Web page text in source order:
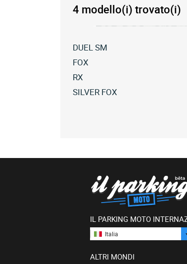
4 modello(i) trovato(i)
DUEL SM
Tutte
roxon
duel
FOX
Tutte
roxon
RX
Tutte
SILVER FOX
(1)
IL PARKING MOTO
Italia
ALTRI MONDI